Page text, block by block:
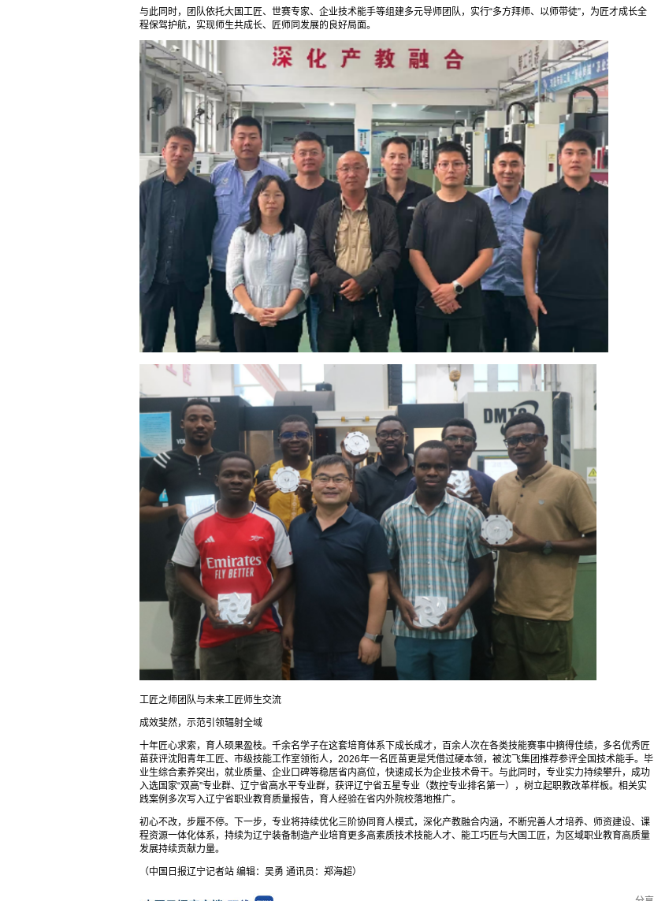
与此同时，团队依托大国工匠、世赛专家、企业技术能手等组建多元导师团队，实行“多方拜师、以师带徒”，为匠才成长全
程保驾护航，实现师生共成长、匠师同发展的良好局面。
工匠之师团队与未来工匠师生交流
成效斐然，示范引领辐射全域
十年匠心求索，育人硕果盈枝。千余名学子在这套培育体系下成长成才，百余人次在各类技能赛事中摘得佳绩，多名优秀匠
苗获评沈阳青年工匠、市级技能工作室领衔人，2026年一名匠苗更是凭借过硬本领，被沈飞集团推荐参评全国技术能手。毕
业生综合素养突出，就业质量、企业口碑等稳居省内高位，快速成长为企业技术骨干。与此同时，专业实力持续攀升，成功
入选国家“双高”专业群、辽宁省高水平专业群，获评辽宁省五星专业（数控专业排名第一），树立起职教改革样板。相关实
践案例多次写入辽宁省职业教育质量报告，育人经验在省内外院校落地推广。
初心不改，步履不停。下一步，专业将持续优化三阶协同育人模式，深化产教融合内涵，不断完善人才培养、师资建设、课
程资源一体化体系，持续为辽宁装备制造产业培育更多高素质技术技能人才、能工巧匠与大国工匠，为区域职业教育高质量
发展持续贡献力量。
（中国日报辽宁记者站 编辑：吴勇 通讯员：郑海超）